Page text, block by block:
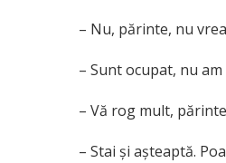
– Nu, părinte, nu
– Sunt ocupat, nu
– Vă rog mult,
– Stai şi aşteaptă.